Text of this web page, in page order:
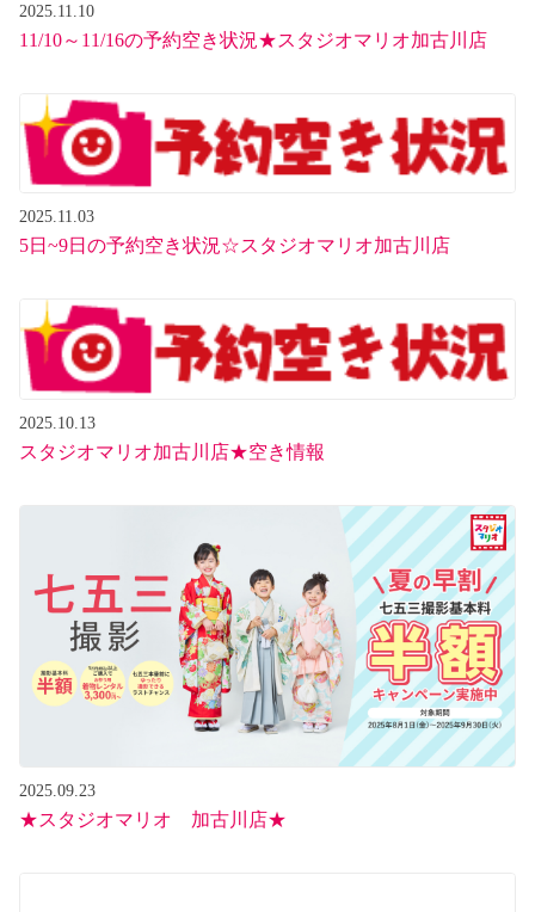
2025.11.10
11/10～11/16の予約空き状況★スタジオマリオ加古川店
2025.11.03
5日~9日の予約空き状況☆スタジオマリオ加古川店
2025.10.13
スタジオマリオ加古川店★空き情報
2025.09.23
★スタジオマリオ 加古川店★